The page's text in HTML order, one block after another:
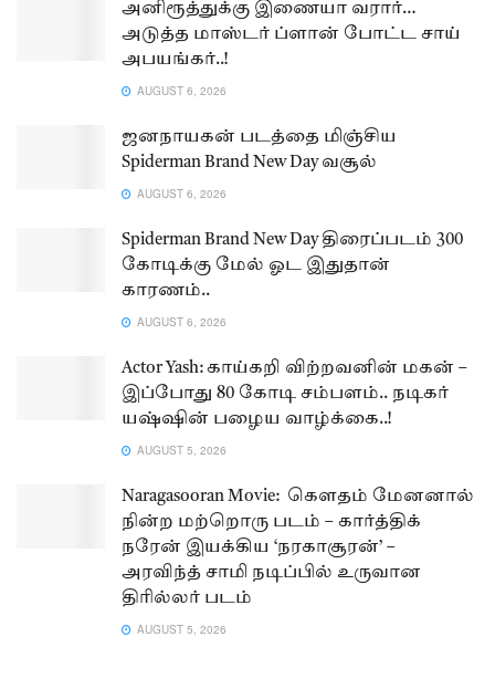
அனிரூத்துக்கு இணையா வரார்…
அடுத்த மாஸ்டர் ப்ளான் போட்ட சாய்
அபயங்கர்..!
AUGUST 6, 2026
ஜனநாயகன் படத்தை மிஞ்சிய
Spiderman Brand New Day வசூல்
AUGUST 6, 2026
Spiderman Brand New Day திரைப்படம் 300
கோடிக்கு மேல் ஓட இதுதான்
காரணம்..
AUGUST 6, 2026
Actor Yash: காய்கறி விற்றவனின் மகன் –
இப்போது 80 கோடி சம்பளம்.. நடிகர்
யஷ்ஷின் பழைய வாழ்க்கை..!
AUGUST 5, 2026
Naragasooran Movie: கௌதம் மேனனால்
நின்ற மற்றொரு படம் – கார்த்திக்
நரேன் இயக்கிய ‘நரகாசூரன்’ –
அரவிந்த் சாமி நடிப்பில் உருவான
திரில்லர் படம்
AUGUST 5, 2026